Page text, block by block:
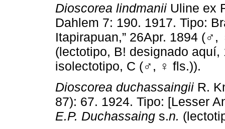
Dioscorea lindmanii Uline ex
Dahlem 7: 190. 1917. Tipo:
Itapirapuan,” 26Apr. 1894
(lectotipo, B! designado
isolectotipo, C (♂, ♀ fls.)).
Dioscorea duchassaingii R.
87): 67. 1924. Tipo: [Lesser
E.P. Duchassaing s.n.